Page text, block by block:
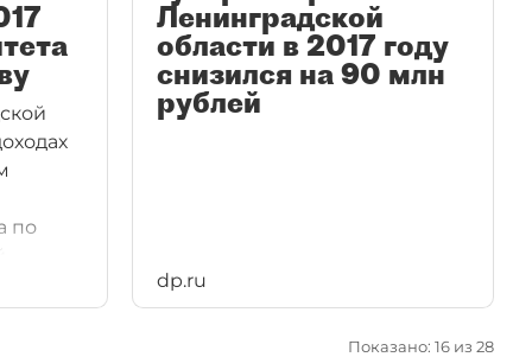
по
Ленинградской
области в 2017 году
снизился на 90 млн
рублей
dp.ru
Показано: 16 из 28